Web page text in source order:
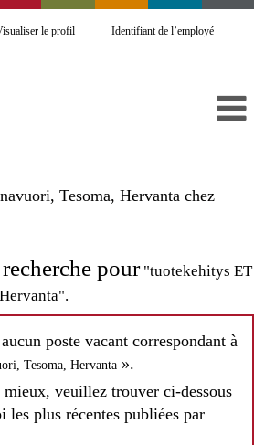
le profil Identifiant de l’employé
Tesoma, Hervanta chez
pour"tuotekehitys ET
poste vacant correspondant à
Tesoma, Hervanta ».
mieux, veuillez trouver ci-dessous
les plus récentes publiées par